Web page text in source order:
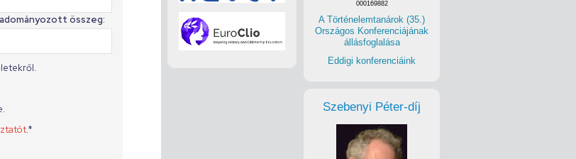
000169882
A Történelemtanárok (35.)
Országos Konferenciájának
állásfoglalása
Eddigi konferenciáink
Szebenyi Péter-díj